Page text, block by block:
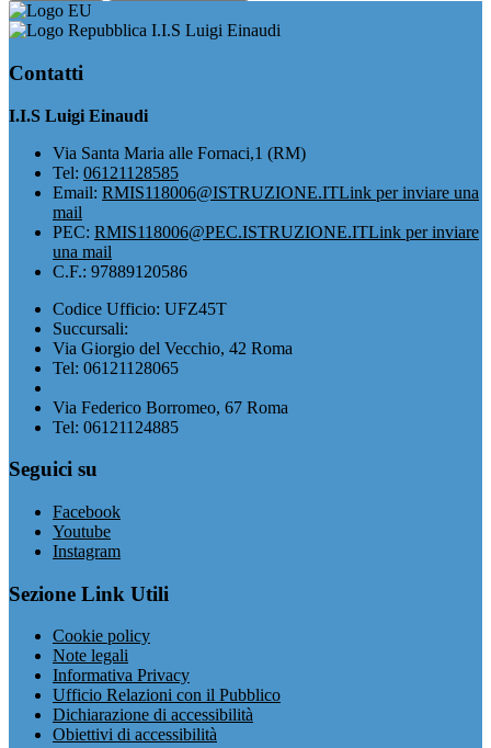
I.I.S Luigi Einaudi
Contatti
I.I.S Luigi Einaudi
Via Santa Maria alle Fornaci,1 (RM)
Tel: 06121128585
Email: RMIS118006@ISTRUZIONE.ITLink per inviare una
mail
PEC: RMIS118006@PEC.ISTRUZIONE.ITLink per inviare
una mail
C.F.: 97889120586
Codice Ufficio: UFZ45T
Succursali:
Via Giorgio del Vecchio, 42 Roma
Tel: 06121128065
Via Federico Borromeo, 67 Roma
Tel: 06121124885
Seguici su
Facebook
Youtube
Instagram
Sezione Link Utili
Cookie policy
Note legali
Informativa Privacy
Ufficio Relazioni con il Pubblico
Dichiarazione di accessibilità
Obiettivi di accessibilità